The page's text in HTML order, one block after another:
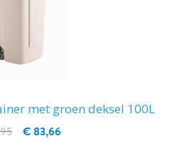
met groen deksel 100L
€ 83,66